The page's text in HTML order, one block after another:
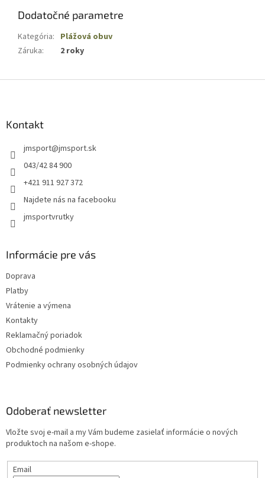
Dodatočné parametre
Kategória: Plážová obuv
Záruka: 2 roky
Kontakt
jmsport@jmsport.sk
043/42 84 900
+421 911 927 372
Najdete nás na facebooku
jmsportvrutky
Informácie pre vás
Doprava
Platby
Vrátenie a výmena
Kontakty
Reklamačný poriadok
Obchodné podmienky
Podmienky ochrany osobných údajov
Odoberať newsletter
Vložte svoj e-mail a my Vám budeme zasielať informácie o nových
produktoch na našom e-shope.
Email